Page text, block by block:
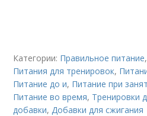
Категории: Правильное питание,
Питания для тренировок,
Питание до и, Питание при
Питание во время, Тренировки
добавки,Добавки для сжигания